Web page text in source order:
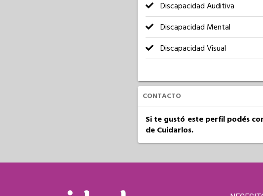
Discapacidad Auditiva
Discapacidad Mental
Discapacidad Visual
CONTACTO
Si te gustó este perfil podés
de Cuidarlos.